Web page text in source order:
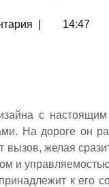
14:47
с
На дороге он
вызов, желая
и
к его